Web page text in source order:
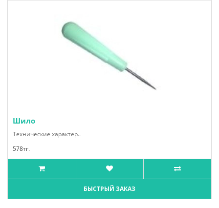
Шило
Технические характер..
578тг.
БЫСТРЫЙ ЗАКАЗ